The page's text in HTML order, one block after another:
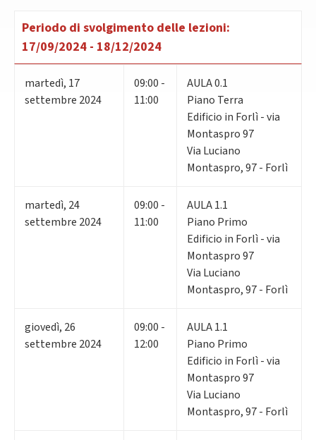
Periodo di svolgimento delle lezioni:
17/09/2024 - 18/12/2024
martedì, 17
settembre 2024
09:00 -
11:00
AULA 0.1
Piano Terra
Edificio in Forlì - via
Montaspro 97
Via Luciano
Montaspro, 97 - Forlì
martedì, 24
settembre 2024
09:00 -
11:00
AULA 1.1
Piano Primo
Edificio in Forlì - via
Montaspro 97
Via Luciano
Montaspro, 97 - Forlì
giovedì, 26
settembre 2024
09:00 -
12:00
AULA 1.1
Piano Primo
Edificio in Forlì - via
Montaspro 97
Via Luciano
Montaspro, 97 - Forlì